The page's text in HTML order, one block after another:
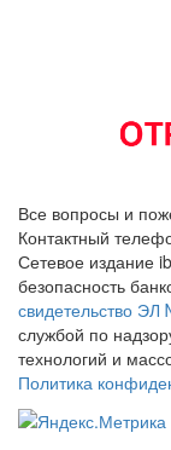
Все вопросы и
Контактный
Сетевое издание
безопасность
свидетельство
службой по
технологий и
Политика